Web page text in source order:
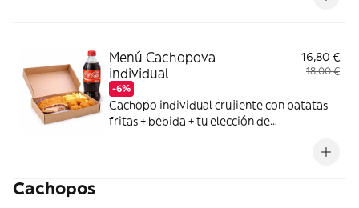
Menú Cachopova
individual
-6%
16,80 €
18,00 €
Cachopo individual crujiente con patatas
fritas + bebida + tu elección de
Cachopos